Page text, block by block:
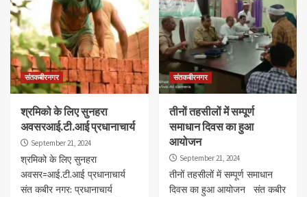
संतकबीरनगर
श्रमिको के लिए सुनहरा
अवसरआई.टी.आई प्रधानाचार्य
September 21, 2024
श्रमिको के लिए सुनहरा
अवसर=आई.टी.आई प्रधानाचार्य
संत कबीर नगर: प्रधानाचार्य
संतकबीरनगर
तीनों तहसीलों में सम्पूर्ण
समाधान दिवस का हुआ
आयोजन
September 21, 2024
तीनों तहसीलों में सम्पूर्ण समाधान
दिवस का हुआ आयोजन संत कबीर